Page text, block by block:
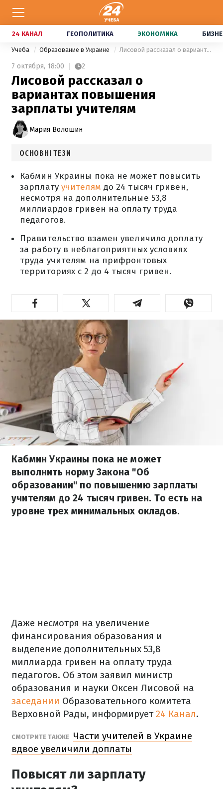
24 КАНАЛ ГЕОПОЛИТИКА ЭКОНОМИКА
Учеба Образование в Украине Лисовой рассказал о вариантах повышения зарплаты учителям
7 октября, 18:00 2
Лисовой рассказал о
вариантах повышения
зарплаты учителям
Мария Волошин
ОСНОВНІ ТЕЗИ
Кабмин Украины пока не может повысить
зарплату учителям до 24 тысяч гривен,
несмотря на дополнительные 53,8
миллиардов гривен на оплату труда
педагогов.
Правительство взамен увеличило доплату
за работу в неблагоприятных условиях
труда учителям на прифронтовых
территориях с 2 до 4 тысяч гривен.
Кабмин Украины пока не может
выполнить норму Закона "Об
образовании" по повышению зарплаты
учителям до 24 тысяч гривен. То есть на
уровне трех минимальных окладов.
Даже несмотря на увеличение
финансирования образования и
выделение дополнительных 53,8
миллиарда гривен на оплату труда
педагогов. Об этом заявил министр
образования и науки Оксен Лисовой на
заседании Образовательного комитета
Верховной Рады, информирует24 Канал.
СМОТРИТЕ ТАКЖЕ Части учителей в Украине
вдвое увеличили доплаты
Повысят ли зарплату